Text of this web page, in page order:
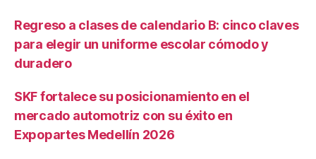
Regreso a clases de calendario B: cinco claves
para elegir un uniforme escolar cómodo y
duradero
SKF fortalece su posicionamiento en el
mercado automotriz con su éxito en
Expopartes Medellín 2026